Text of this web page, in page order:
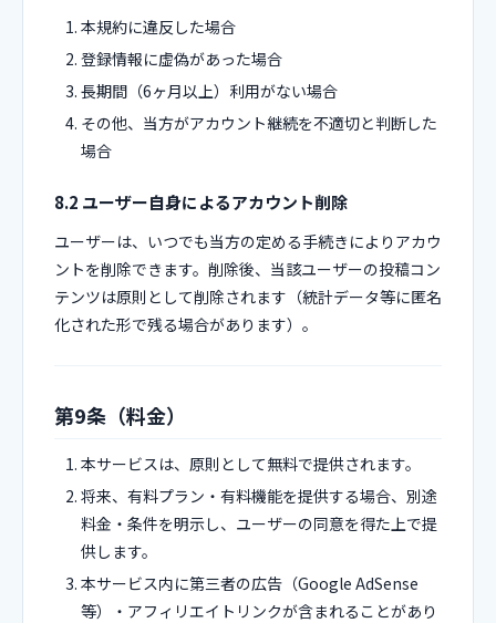
本規約に違反した場合
登録情報に虚偽があった場合
長期間（6ヶ月以上）利用がない場合
その他、当方がアカウント継続を不適切と判断した
場合
8.2 ユーザー自身によるアカウント削除
ユーザーは、いつでも当方の定める手続きによりアカウ
ントを削除できます。削除後、当該ユーザーの投稿コン
テンツは原則として削除されます（統計データ等に匿名
化された形で残る場合があります）。
第9条（料金）
本サービスは、原則として無料で提供されます。
将来、有料プラン・有料機能を提供する場合、別途
料金・条件を明示し、ユーザーの同意を得た上で提
供します。
本サービス内に第三者の広告（Google AdSense
等）・アフィリエイトリンクが含まれることがあり